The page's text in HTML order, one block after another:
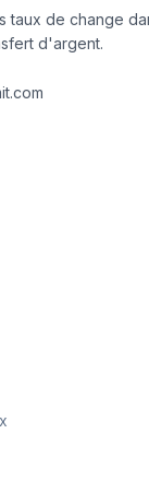
taux de change
d'argent.